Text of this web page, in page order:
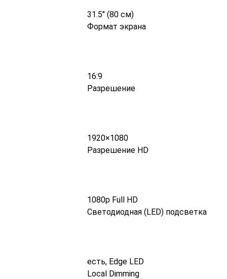
31.5″ (80 см)
Формат экрана
16:9
Разрешение
1920×1080
Разрешение HD
1080p Full HD
Светодиодная (LED) подсветка
есть, Edge LED
Local Dimming